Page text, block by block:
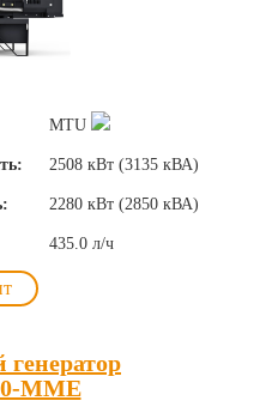
MTU
2508 кВт (3135 кВА)
2280 кВт (2850 кВА)
435.0 л/ч
генератор
MME